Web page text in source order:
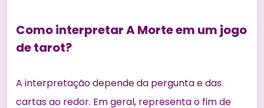
Como interpretar A Morte em um jogo
de tarot?
A interpretação depende da pergunta e das
cartas ao redor. Em geral, representa o fim de